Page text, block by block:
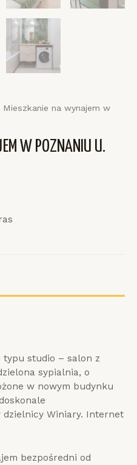
Mieszkanie na wynajem w
W POZNANIU U.
typu studio – salon z
sypialnia, o
w nowym budynku
Winiary. Internet
bezpośredni od